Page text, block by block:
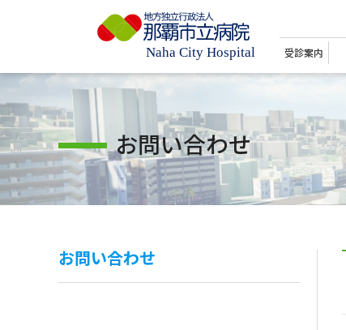
受診案内
お問い合わせ
お問い合わせ